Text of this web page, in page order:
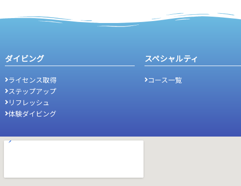
ダイビング
ライセンス取得
ステップアップ
リフレッシュ
体験ダイビング
スペシャルティ
コース一覧